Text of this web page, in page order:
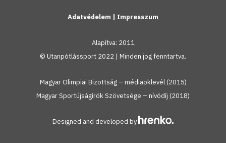
Adatvédelem | Impresszum
Alapítva: 2011
© Utanpótlássport 2022 | Minden jog fenntartva.
Magyar Olimpiai Bizottság – médiaoklevél (2015)
Magyar Sportújságírók Szövetsége – nívódíj (2018)
Designed and developed by